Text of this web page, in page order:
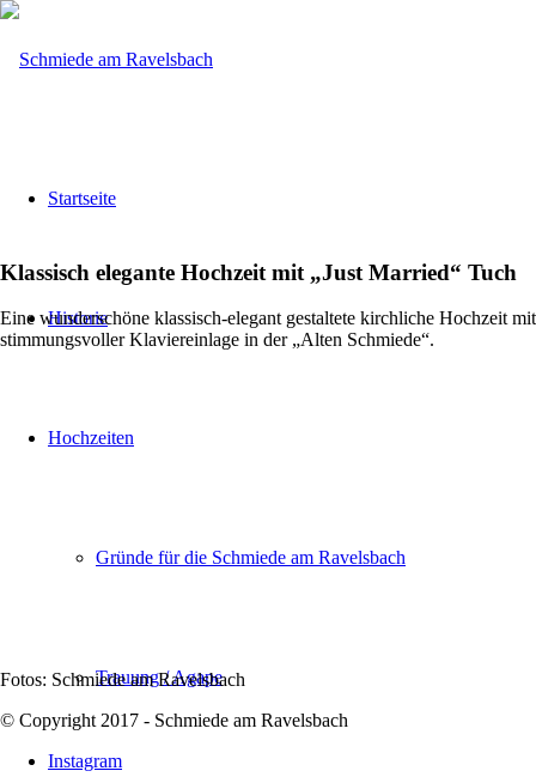
Startseite
Historie
Hochzeiten
Gründe für die Schmiede am Ravelsbach
Trauung / Agape
Klassisch elegante Hochzeit mit „Just Married“ Tuch
Eine wunderschöne klassisch-elegant gestaltete kirchliche Hochzeit mit
stimmungsvoller Klaviereinlage in der „Alten Schmiede“.
Fotos: Schmiede am Ravelsbach
© Copyright 2017 - Schmiede am Ravelsbach
Instagram